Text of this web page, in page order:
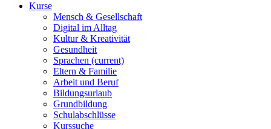
Kurse
Mensch & Gesellschaft
Digital im Alltag
Kultur & Kreativität
Gesundheit
Sprachen (current)
Eltern & Familie
Arbeit und Beruf
Bildungsurlaub
Grundbildung
Schulabschlüsse
Kurssuche